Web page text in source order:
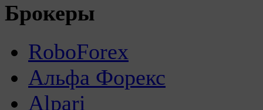
Брокеры
RoboForex
Альфа Форекс
Alpari